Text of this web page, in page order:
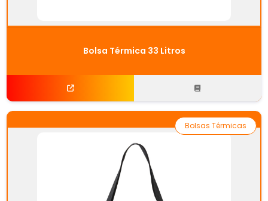
Bolsa Térmica 33 Litros
Bolsas Térmicas